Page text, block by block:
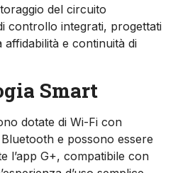
del circuito
controllo integrati, progettati
affidabilità e continuità di
Smart
dotate di Wi-Fi con
e possono essere
l’app G+, compatibile con